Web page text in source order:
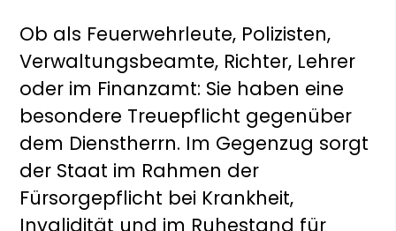
Ob als Feuerwehrleute, Polizisten,
Verwaltungsbeamte, Richter, Lehrer
oder im Finanzamt: Sie haben eine
besondere Treuepflicht gegenüber
dem Dienstherrn. Im Gegenzug sorgt
der Staat im Rahmen der
Fürsorgepflicht bei Krankheit,
Invalidität und im Ruhestand für